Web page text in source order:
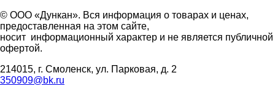
© ООО «Дункан». Вся информация о товарах и ценах,
предоставленная на этом сайте,
носит информационный характер и не является публичной
офертой.
214015, г. Смоленск, ул. Парковая, д. 2
350909@bk.ru